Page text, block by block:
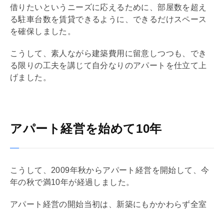
借りたいというニーズに応えるために、部屋数を超え
る駐車台数を賃貸できるように、できるだけスペース
を確保しました。
こうして、素人ながら建築費用に留意しつつも、でき
る限りの工夫を講じて自分なりのアパートを仕立て上
げました。
アパート経営を始めて10年
こうして、2009年秋からアパート経営を開始して、今
年の秋で満10年が経過しました。
アパート経営の開始当初は、新築にもかかわらず全室